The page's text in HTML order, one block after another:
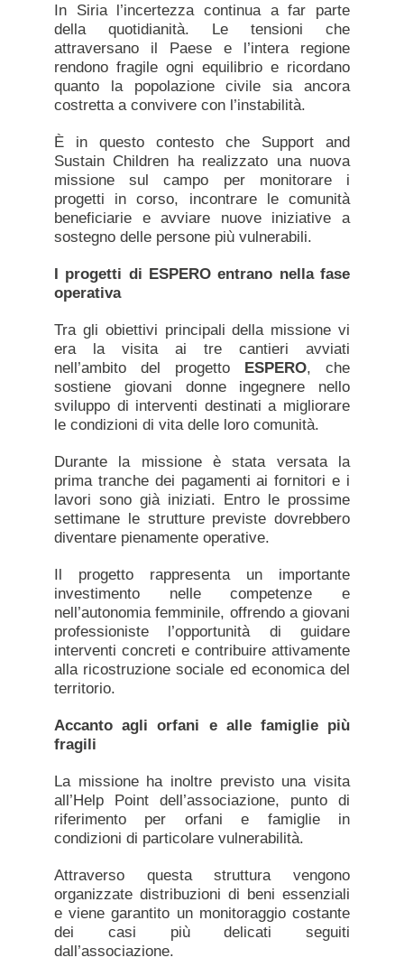
In Siria l’incertezza continua a far parte
della quotidianità. Le tensioni che
attraversano il Paese e l’intera regione
rendono fragile ogni equilibrio e ricordano
quanto la popolazione civile sia ancora
costretta a convivere con l’instabilità.
È in questo contesto che Support and
Sustain Children ha realizzato una nuova
missione sul campo per monitorare i
progetti in corso, incontrare le comunità
beneficiarie e avviare nuove iniziative a
sostegno delle persone più vulnerabili.
I progetti di ESPERO entrano nella fase
operativa
Tra gli obiettivi principali della missione vi
era la visita ai tre cantieri avviati
nell’ambito del progetto ESPERO, che
sostiene giovani donne ingegnere nello
sviluppo di interventi destinati a migliorare
le condizioni di vita delle loro comunità.
Durante la missione è stata versata la
prima tranche dei pagamenti ai fornitori e i
lavori sono già iniziati. Entro le prossime
settimane le strutture previste dovrebbero
diventare pienamente operative.
Il progetto rappresenta un importante
investimento nelle competenze e
nell’autonomia femminile, offrendo a giovani
professioniste l’opportunità di guidare
interventi concreti e contribuire attivamente
alla ricostruzione sociale ed economica del
territorio.
Accanto agli orfani e alle famiglie più
fragili
La missione ha inoltre previsto una visita
all’Help Point dell’associazione, punto di
riferimento per orfani e famiglie in
condizioni di particolare vulnerabilità.
Attraverso questa struttura vengono
organizzate distribuzioni di beni essenziali
e viene garantito un monitoraggio costante
dei casi più delicati seguiti
dall’associazione.